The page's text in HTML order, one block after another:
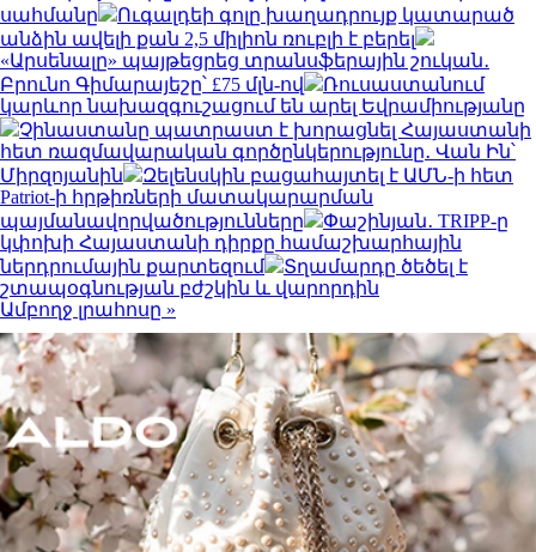
սահմանը
Ուգալդեի գոլը խաղադրույք կատարած
անձին ավելի քան 2,5 միլիոն ռուբլի է բերել
«Արսենալը» պայթեցրեց տրանսֆերային շուկան․
Բրունո Գիմարայեշը՝ £75 մլն-ով
Ռուսաստանում
կարևոր նախազգուշացում են արել Եվրամիությանը
Չինաստանը պատրաստ է խորացնել Հայաստանի
հետ ռազմավարական գործընկերությունը․ Վան Ին՝
Միրզոյանին
Զելենսկին բացահայտել է ԱՄՆ-ի հետ
Patriot-ի հրթիռների մատակարարման
պայմանավորվածությունները
Փաշինյան․ TRIPP-ը
կփոխի Հայաստանի դիրքը համաշխարհային
ներդրումային քարտեզում
Տղամարդը ծեծել է
շտապօգնության բժշկին և վարորդին
Ամբողջ լրահոսը »